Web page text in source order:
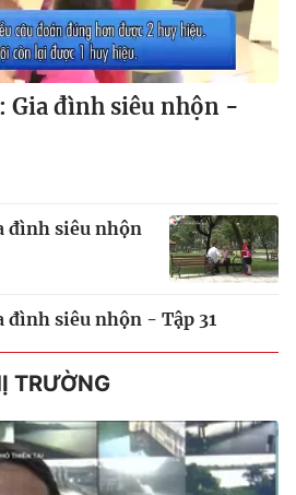
Gia đình siêu nhộn -
đình siêu nhộn
đình siêu nhộn - Tập 31
TRƯỜNG